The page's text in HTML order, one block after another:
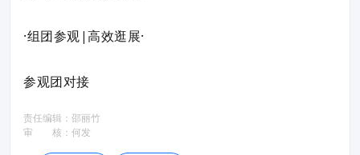
·组团参观|高效逛展·
参观团对接
责任编辑： 邵丽竹
审 核： 何发